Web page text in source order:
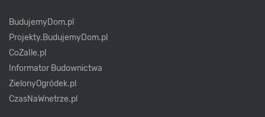
BudujemyDom.pl
Projekty.BudujemyDom.pl
CoZaIle.pl
Informator Budownictwa
ZielonyOgródek.pl
CzasNaWnetrze.pl